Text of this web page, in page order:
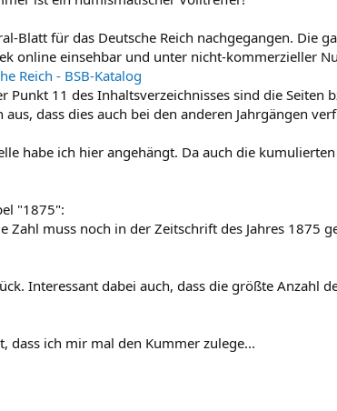
Blatt für das Deutsche Reich nachgegangen. Die
online einsehbar und unter nicht-kommerzieller
Reich - BSB-Katalog
Punkt 11 des Inhaltsverzeichnisses sind die Seiten
dass dies auch bei den anderen Jahrgängen
habe ich hier angehängt. Da auch die
"1875":
Zahl muss noch in der Zeitschrift des Jahres 1875
Interessant dabei auch, dass die größte Anzahl
dass ich mir mal den Kummer zulege...